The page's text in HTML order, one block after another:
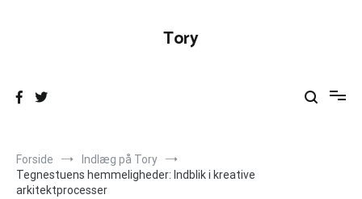
Tory
Forside
Indlæg på Tory
Tegnestuens hemmeligheder: Indblik i kreative
arkitektprocesser